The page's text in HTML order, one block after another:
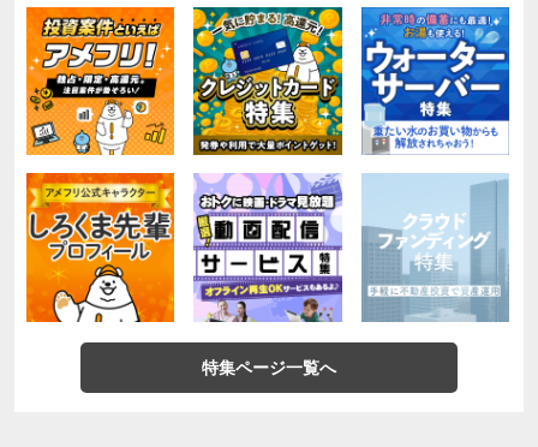
特集ページ一覧へ